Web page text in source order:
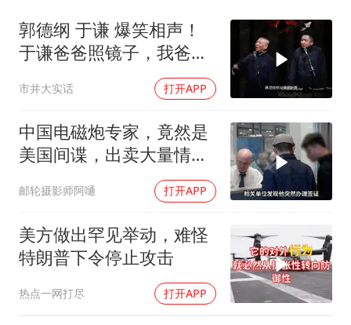
方桃子代言广告视频已下架
白海豚在海上打了个结
河南警方公开征集黑恶犯罪线索
构建更高水平的全民健身公共服务体系
郭德纲 于谦 爆笑相声！
于谦爸爸照镜子，我爸爸
东方不败呀，两口子长反
了
市井大实话 打开APP
中国电磁炮专家，竟然是
美国间谍，出卖大量情
报，让国家损失惨重
邮轮摄影师阿嗵 打开APP
美方做出罕见举动，难怪
特朗普下令停止攻击
热点一网打尽 打开APP